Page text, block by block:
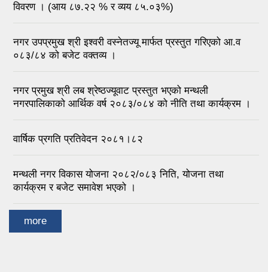
विवरण । (आय ८७.२२ % र व्यय ८५.०३%)
नगर उपप्रमुख श्री इश्वरी वस्नेतज्यू मार्फत प्रस्तुत गरिएको आ.व
०८३/८४ को बजेट वक्तव्य ।
नगर प्रमुख श्री लब श्रेष्ठज्यूवाट प्रस्तुत भएको मन्थली
नगरपालिकाको आर्थिक वर्ष २०८३/०८४ को नीति तथा कार्यक्रम ।
वार्षिक प्रगति प्रतिवेदन २०८१।८२
मन्थली नगर विकास योजना २०८२/०८३ निति, योजना तथा
कार्यक्रम र बजेट समावेश भएको ।
more